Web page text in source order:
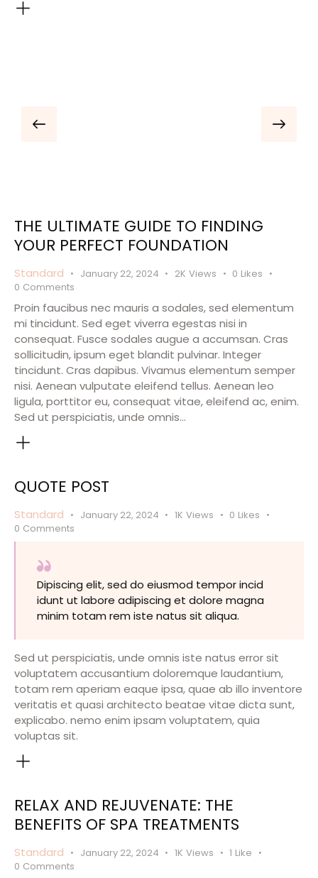
THE ULTIMATE GUIDE TO FINDING
YOUR PERFECT FOUNDATION
Standard January 22, 2024 2K Views 0 Likes
0 Comments
Proin faucibus nec mauris a sodales, sed elementum
mi tincidunt. Sed eget viverra egestas nisi in
consequat. Fusce sodales augue a accumsan. Cras
sollicitudin, ipsum eget blandit pulvinar. Integer
tincidunt. Cras dapibus. Vivamus elementum semper
nisi. Aenean vulputate eleifend tellus. Aenean leo
ligula, porttitor eu, consequat vitae, eleifend ac, enim.
Sed ut perspiciatis, unde omnis…
QUOTE POST
Standard January 22, 2024 1K Views 0 Likes
0 Comments
Dipiscing elit, sed do eiusmod tempor incid
idunt ut labore adipiscing et dolore magna
minim totam rem iste natus sit aliqua.
Sed ut perspiciatis, unde omnis iste natus error sit
voluptatem accusantium doloremque laudantium,
totam rem aperiam eaque ipsa, quae ab illo inventore
veritatis et quasi architecto beatae vitae dicta sunt,
explicabo. nemo enim ipsam voluptatem, quia
voluptas sit.
RELAX AND REJUVENATE: THE
BENEFITS OF SPA TREATMENTS
Standard January 22, 2024 1K Views 1 Like
0 Comments